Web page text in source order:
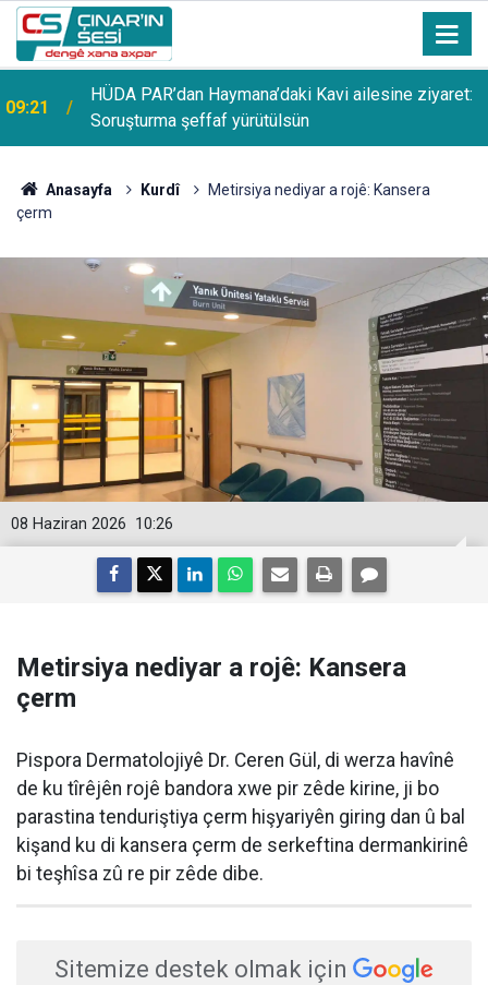
09:21
HÜDA PAR’dan Haymana’daki Kavi ailesine ziyaret:
Soruşturma şeffaf yürütülsün
Anasayfa Kurdî
Metirsiya nediyar a rojê: Kansera
çerm
10:26
08 Haziran 2026
Metirsiya nediyar a rojê: Kansera
çerm
Pispora Dermatolojiyê Dr. Ceren Gül, di werza havînê
de ku tîrêjên rojê bandora xwe pir zêde kirine, ji bo
parastina tenduriştiya çerm hişyariyên giring dan û bal
kişand ku di kansera çerm de serkeftina dermankirinê
bi teşhîsa zû re pir zêde dibe.
Sitemize destek olmak için